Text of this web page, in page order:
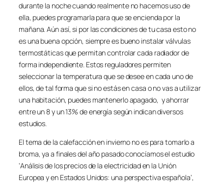
durante la noche cuando realmente no hacemos uso de
ella, puedes programarla para que se encienda por la
mañana. Aún así, si por las condiciones de tu casa esto no
es una buena opción, siempre es bueno instalar válvulas
termostáticas que permitan controlar cada radiador de
forma independiente. Estos reguladores permiten
seleccionar la temperatura que se desee en cada uno de
ellos, de tal forma que si no estás en casa o no vas a utilizar
una habitación, puedes mantenerlo apagado, y ahorrar
entre un 8 y un 13% de energía según indican diversos
estudios.
El tema de la calefacción en invierno no es para tomarlo a
broma, ya a finales del año pasado conocíamos el estudio
‘Análisis de los precios de la electricidad en la Unión
Europea y en Estados Unidos: una perspectiva española’,